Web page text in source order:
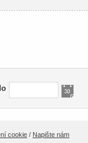
cookie / Napište nám